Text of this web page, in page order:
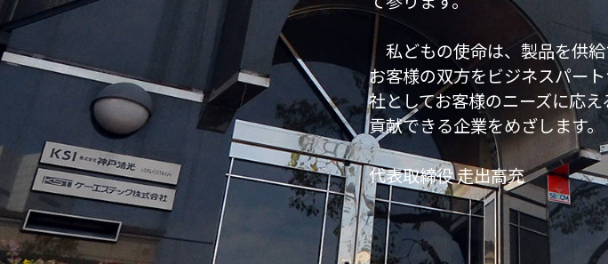
私どもの使命は、製品を供給
お客様の双方をビジネスパー
社としてお客様のニーズに応
貢献できる企業をめざします。
代表取締役 走出高充